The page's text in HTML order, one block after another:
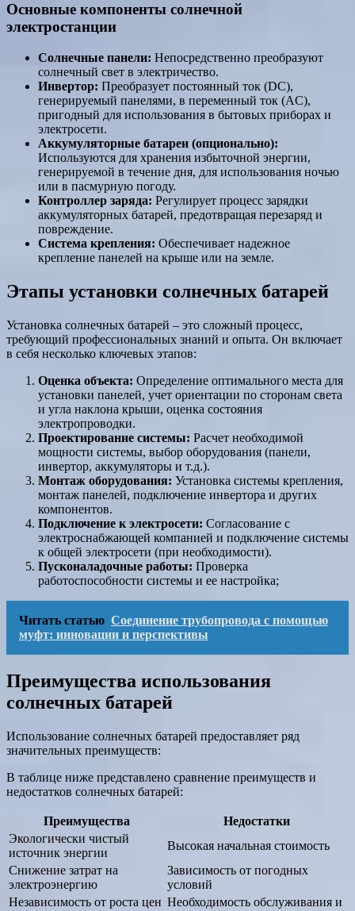
Основные компоненты солнечной
электростанции
Солнечные панели: Непосредственно преобразуют
солнечный свет в электричество.
Инвертор: Преобразует постоянный ток (DC),
генерируемый панелями, в переменный ток (AC),
пригодный для использования в бытовых приборах и
электросети.
Аккумуляторные батареи (опционально):
Используются для хранения избыточной энергии,
генерируемой в течение дня, для использования ночью
или в пасмурную погоду.
Контроллер заряда: Регулирует процесс зарядки
аккумуляторных батарей, предотвращая перезаряд и
повреждение.
Система крепления: Обеспечивает надежное
крепление панелей на крыше или на земле.
Этапы установки солнечных батарей
Установка солнечных батарей – это сложный процесс,
требующий профессиональных знаний и опыта. Он включает
в себя несколько ключевых этапов:
Оценка объекта: Определение оптимального места для
установки панелей, учет ориентации по сторонам света
и угла наклона крыши, оценка состояния
электропроводки.
Проектирование системы: Расчет необходимой
мощности системы, выбор оборудования (панели,
инвертор, аккумуляторы и т.д.).
Монтаж оборудования: Установка системы крепления,
монтаж панелей, подключение инвертора и других
компонентов.
Подключение к электросети: Согласование с
электроснабжающей компанией и подключение системы
к общей электросети (при необходимости).
Пусконаладочные работы: Проверка
работоспособности системы и ее настройка;
Читать статью Соединение трубопровода с помощью
муфт: инновации и перспективы
Преимущества использования
солнечных батарей
Использование солнечных батарей предоставляет ряд
значительных преимуществ:
В таблице ниже представлено сравнение преимуществ и
недостатков солнечных батарей:
Преимущества
Недостатки
Экологически чистый
источник энергии
Высокая начальная стоимость
Снижение затрат на
электроэнергию
Зависимость от погодных
условий
Независимость от роста цен Необходимость обслуживания и